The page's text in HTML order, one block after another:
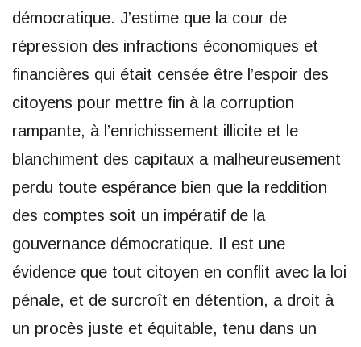
démocratique. J’estime que la cour de
répression des infractions économiques et
financières qui était censée être l’espoir des
citoyens pour mettre fin à la corruption
rampante, à l’enrichissement illicite et le
blanchiment des capitaux a malheureusement
perdu toute espérance bien que la reddition
des comptes soit un impératif de la
gouvernance démocratique. Il est une
évidence que tout citoyen en conflit avec la loi
pénale, et de surcroît en détention, a droit à
un procès juste et équitable, tenu dans un